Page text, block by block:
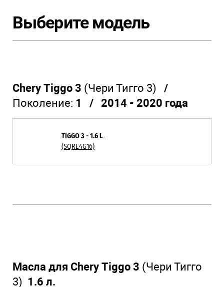
Выберите модель
Chery Tiggo 3 (Чери Тигго 3) /
Поколение: 1 / 2014 - 2020 года
TIGGO 3 - 1.6 L
(SQRE4G16)
Масла для Chery Tiggo 3 (Чери Тигго
3) 1.6 л.